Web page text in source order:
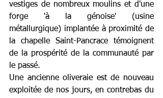
vestiges de nombreux moulins et d'une
forge 'à la génoise' (usine
métallurgique) implantée à proximité de
la chapelle Saint-Pancrace témoignent
de la prospérité de la communauté par
le passé.
Une ancienne oliveraie est de nouveau
exploitée de nos jours, en contrebas du